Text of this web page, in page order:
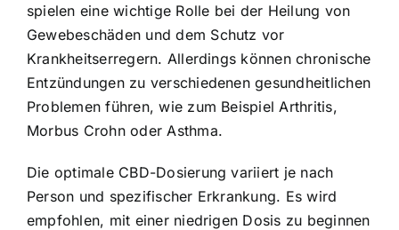
spielen eine wichtige Rolle bei der Heilung von
Gewebeschäden und dem Schutz vor
Krankheitserregern. Allerdings können chronische
Entzündungen zu verschiedenen gesundheitlichen
Problemen führen, wie zum Beispiel Arthritis,
Morbus Crohn oder Asthma.
Die optimale CBD-Dosierung variiert je nach
Person und spezifischer Erkrankung. Es wird
empfohlen, mit einer niedrigen Dosis zu beginnen